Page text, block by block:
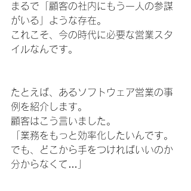
まるで「顧客の社内にもう一人の参謀
がいる」ような存在。
これこそ、今の時代に必要な営業スタ
イルなんです。
たとえば、あるソフトウェア営業の事
例を紹介します。
顧客はこう言いました。
「業務をもっと効率化したいんです。
でも、どこから手をつければいいのか
分からなくて…」